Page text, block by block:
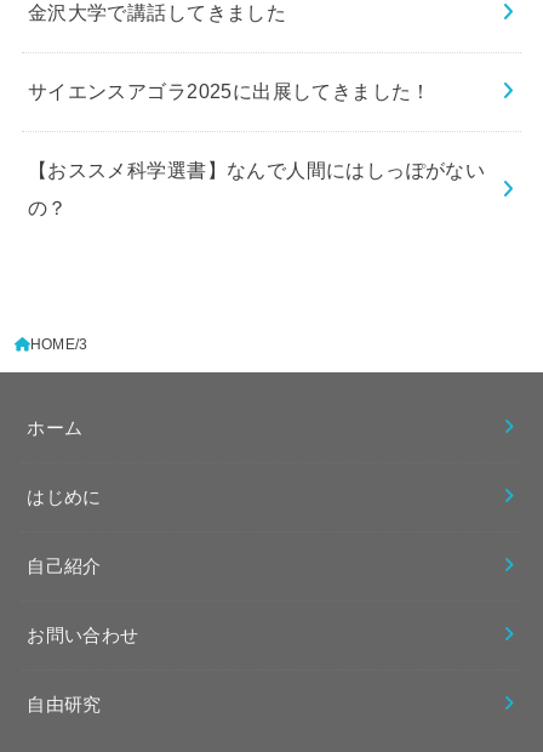
金沢大学で講話してきました
サイエンスアゴラ2025に出展してきました！
【おススメ科学選書】なんで人間にはしっぽがない
の？
HOME 3
ホーム
はじめに
自己紹介
お問い合わせ
自由研究